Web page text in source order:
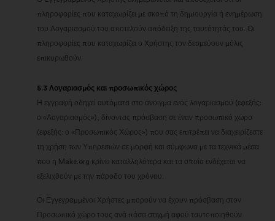
πληροφορίες που καταχωρίζει με σκοπό τη δημιουργία ή ενημέρωση
του Λογαριασμού του αποτελούν απόδειξη της ταυτότητάς του. Οι
πληροφορίες που καταχωρίζει ο Χρήστης τον δεσμεύουν μόλις
επικυρωθούν.
5.3 Λογαριασμός και προσωπικός χώρος
Η εγγραφή οδηγεί αυτόματα στο άνοιγμα ενός λογαριασμού (εφεξής:
ο «Λογαριασμός»), δίνοντας πρόσβαση σε έναν προσωπικό χώρο
(εφεξής: ο «Προσωπικός Χώρος») που σας επιτρέπει να διαχειρίζεστε
τη χρήση των Υπηρεσιών σε μορφή και σύμφωνα με τα τεχνικά μέσα
που η Make.org κρίνει καταλληλότερα και τα οποία ενδέχεται να
εξελιχθούν με την πάροδο του χρόνου.
Οι Εγγεγραμμένοι Χρήστες μπορούν να έχουν πρόσβαση στον
Προσωπικό χώρο τους ανά πάσα στιγμή αφού ταυτοποιηθούν